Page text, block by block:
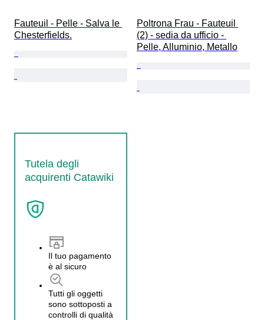
Fauteuil - Pelle - Salva le
Chesterfields.
Poltrona Frau - Fauteuil
(2) - sedia da ufficio -
Pelle, Alluminio, Metallo
Tutela degli
acquirenti Catawiki
Il tuo pagamento
è al sicuro
Tutti gli oggetti
sono sottoposti a
controlli di qualità